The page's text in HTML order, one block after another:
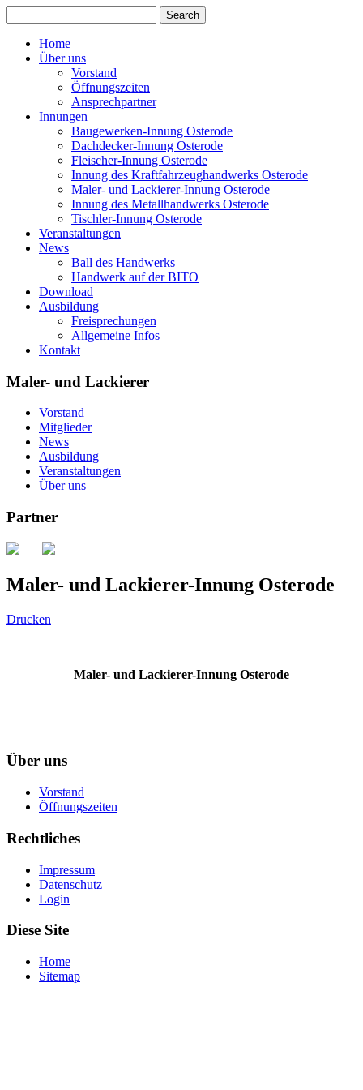
Home
Über uns
Vorstand
Öffnungszeiten
Ansprechpartner
Innungen
Baugewerken-Innung Osterode
Dachdecker-Innung Osterode
Fleischer-Innung Osterode
Innung des Kraftfahrzeughandwerks Osterode
Maler- und Lackierer-Innung Osterode
Innung des Metallhandwerks Osterode
Tischler-Innung Osterode
Veranstaltungen
News
Ball des Handwerks
Handwerk auf der BITO
Download
Ausbildung
Freisprechungen
Allgemeine Infos
Kontakt
Maler- und Lackierer
Vorstand
Mitglieder
News
Ausbildung
Veranstaltungen
Über uns
Partner
Maler- und Lackierer-Innung Osterode
Drucken
Maler- und Lackierer-Innung Osterode
Über uns
Vorstand
Öffnungszeiten
Rechtliches
Impressum
Datenschutz
Login
Diese Site
Home
Sitemap